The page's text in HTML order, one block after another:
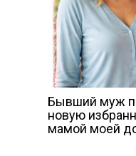
Бывший муж
новую
мамой моей